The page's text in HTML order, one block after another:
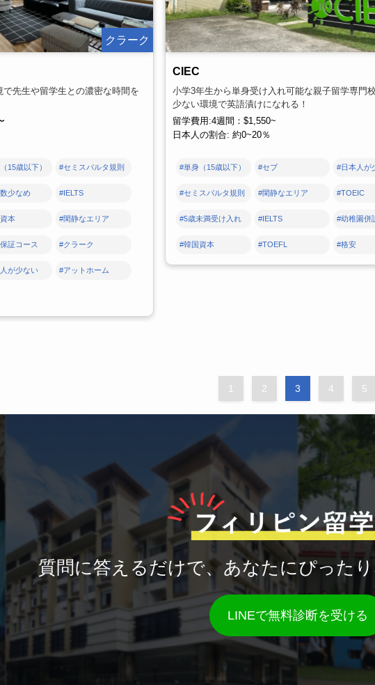
クラーク
先生や留学生との濃密な時間を
15歳以下） #セミスパルタ規則
少なめ #IELTS
本 #閑静なエリア
証コース #クラーク
が少ない #アットホーム
CIEC
小学3年生から単身受け入れ可能な親子留学専門
少ない環境で英語漬けになれる！
留学費用:4週間：$1,550~
日本人の割合: 約0~20％
#単身（15歳以下） #セブ #日本人が
#セミスパルタ規則 #閑静なエリア #TOEIC
#5歳未満受け入れ #IELTS #幼稚園併
#韓国資本 #TOEFL #格安
1 2 3 4 5
質問に答えるだけで、あなたにぴった
LINEで無料診断を受ける